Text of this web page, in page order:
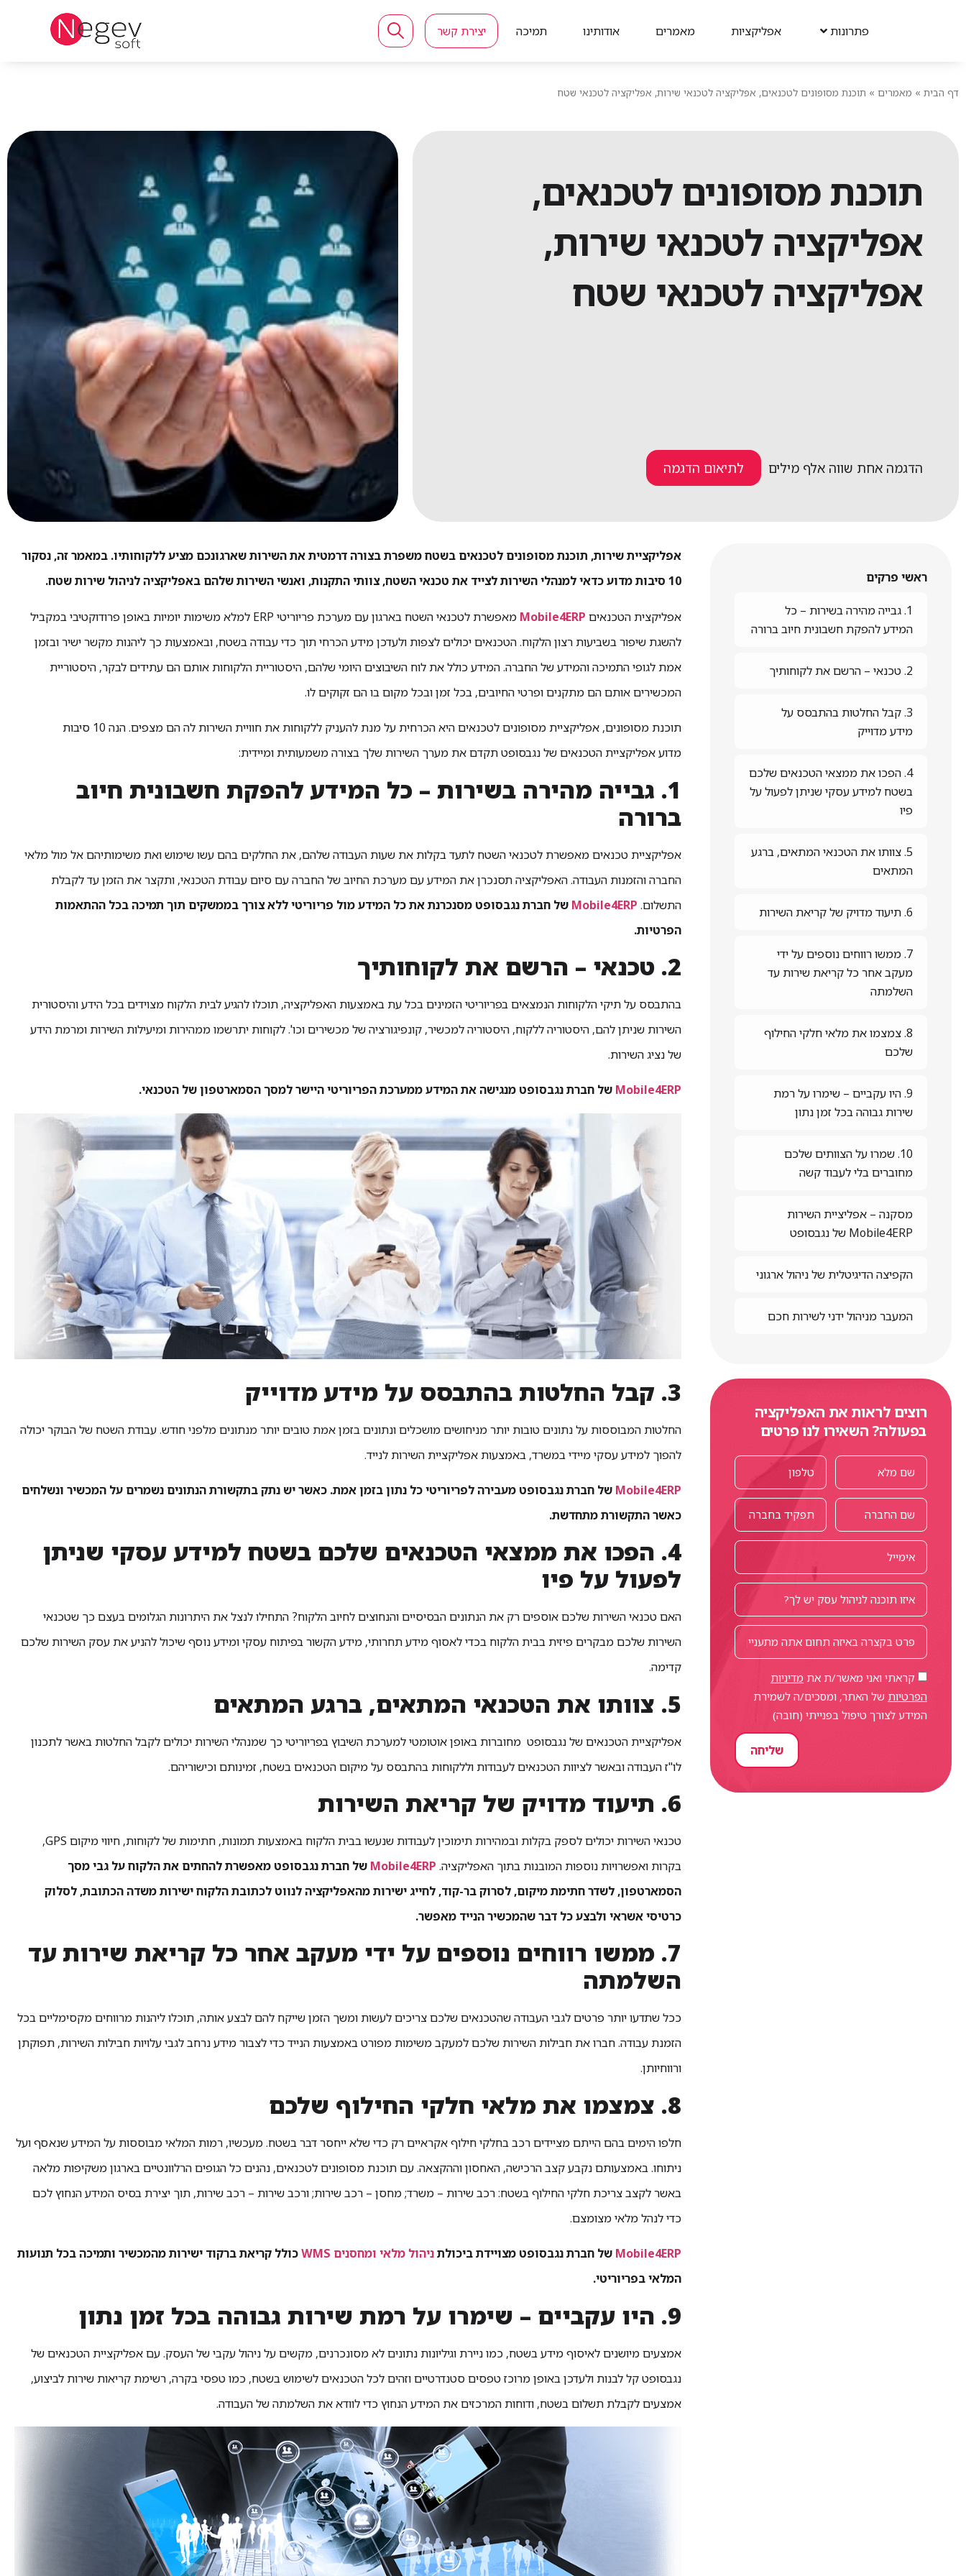
פתרונות אפליקציות מאמרים אודותינו תמיכה יצירת קשר
דף הבית » מאמרים » תוכנת מסופונים לטכנאים, אפליקציה לטכנאי שירות, אפליקציה לטכנאי שטח
תוכנת מסופונים לטכנאים,
אפליקציה לטכנאי שירות,
אפליקציה לטכנאי שטח
הדגמה אחת שווה אלף מילים לתיאום הדגמה
ראשי פרקים
1. גבייה מהירה בשירות – כל
המידע להפקת חשבונית חיוב ברורה
2. טכנאי – הרשם את לקוחותיך
3. קבל החלטות בהתבסס על
מידע מדוייק
4. הפכו את ממצאי הטכנאים שלכם
בשטח למידע עסקי שניתן לפעול על
פיו
5. צוותו את הטכנאי המתאים, ברגע
המתאים
6. תיעוד מדויק של קריאת השירות
7. ממשו רווחים נוספים על ידי
מעקב אחר כל קריאת שירות עד
השלמתה
8. צמצמו את מלאי חלקי החילוף
שלכם
9. היו עקביים – שימרו על רמת
שירות גבוהה בכל זמן נתון
10. שמרו על הצוותים שלכם
מחוברים בלי לעבוד קשה
מסקנה – אפליציית השירות
Mobile4ERP של נגבסופט
הקפיצה הדיגיטלית של ניהול ארגוני
המעבר מניהול ידני לשירות חכם
רוצים לראות את האפליקציה
בפעולה? השאירו לנו פרטים
קראתי ואני מאשר/ת את מדיניות
הפרטיות של האתר, ומסכים/ה לשמירת
המידע לצורך טיפול בפנייתי (חובה)
שליחה
אפליקציית שירות, תוכנת מסופונים לטכנאים בשטח משפרת בצורה דרמטית את השירות שארגונכם מציע ללקוחותיו. במאמר זה, נסקור
10 סיבות מדוע כדאי למנהלי השירות לצייד את טכנאי השטח, צוותי התקנות, ואנשי השירות שלהם באפליקציה לניהול שירות שטח.
אפליקצית הטכנאים Mobile4ERP
מאפשרת לטכנאי השטח בארגון עם מערכת פריוריטי ERP למלא משימות יומיות באופן פרודוקטיבי במקביל
להשגת שיפור בשביעות רצון הלקוח. הטכנאים יכולים לצפות ולעדכן מידע הכרחי תוך כדי עבודה בשטח, ובאמצעות כך ליהנות מקשר ישיר ובזמן
אמת לגופי התמיכה והמידע של החברה. המידע כולל את לוח השיבוצים היומי שלהם, היסטוריית הלקוחות אותם הם עתידים לבקר, היסטוריית
המכשירים אותם הם מתקנים ופרטי החיובים, בכל זמן ובכל מקום בו הם זקוקים לו.
תוכנת מסופונים, אפליקציית מסופונים לטכנאים היא הכרחית על מנת להעניק ללקוחות את חוויית השירות לה הם מצפים. הנה 10 סיבות
מדוע אפליקציית הטכנאים של נגבסופט תקדם את מערך השירות שלך בצורה משמעותית ומיידית:
1. גבייה מהירה בשירות – כל המידע להפקת חשבונית חיוב
ברורה
אפליקציית טכנאים מאפשרת לטכנאי השטח לתעד בקלות את שעות העבודה שלהם, את החלקים בהם עשו שימוש ואת משימותיהם אל מול מלאי
החברה והזמנות העבודה. האפליקציה תסנכרן את המידע עם מערכת החיוב של החברה עם סיום עבודת הטכנאי, ותקצר את הזמן עד לקבלת
התשלום. Mobile4ERP של חברת נגבסופט מסנכרנת את כל המידע מול פריוריטי ללא צורך בממשקים תוך תמיכה בכל ההתאמות
הפרטיות.
2. טכנאי – הרשם את לקוחותיך
בהתבסס על תיקי הלקוחות הנמצאים בפריוריטי הזמינים בכל עת באמצעות האפליקציה, תוכלו להגיע לבית הלקוח מצוידים בכל הידע והיסטורית
השירות שניתן להם, היסטוריה ללקוח, היסטוריה למכשיר, קונפיגורציה של מכשירים וכו'. לקוחות יתרשמו ממהירות ומיעילות השירות ומרמת הידע
של נציג השירות.
Mobile4ERP של חברת נגבסופט מנגישה את המידע ממערכת הפריוריטי היישר למסך הסמארטפון של הטכנאי.
3. קבל החלטות בהתבסס על מידע מדוייק
החלטות המבוססות על נתונים טובות יותר מניחושים מושכלים ונתונים בזמן אמת טובים יותר מנתונים מלפני חודש. עבודת השטח של הבוקר יכולה
להפוך למידע עסקי מיידי במשרד, באמצעות אפליקציית השירות לנייד.
Mobile4ERP של חברת נגבסופט מעבירה לפריוריטי כל נתון בזמן אמת. כאשר יש נתק בתקשורת הנתונים נשמרים על המכשיר ונשלחים
כאשר התקשורת מתחדשת.
4. הפכו את ממצאי הטכנאים שלכם בשטח למידע עסקי שניתן
לפעול על פיו
האם טכנאי השירות שלכם אוספים רק את הנתונים הבסיסיים והנחוצים לחיוב הלקוח? התחילו לנצל את היתרונות הגלומים בעצם כך שטכנאי
השירות שלכם מבקרים פיזית בבית הלקוח בכדי לאסוף מידע תחרותי, מידע הקשור בפיתוח עסקי ומידע נוסף שיכול להניע את עסק השירות שלכם
קדימה.
5. צוותו את הטכנאי המתאים, ברגע המתאים
אפליקציית הטכנאים של נגבסופט מחוברות באופן אוטומטי למערכת השיבוץ בפריוריטי כך שמנהלי השירות יכולים לקבל החלטות באשר לתכנון
לו"ז העבודה ובאשר לציוות הטכנאים לעבודות וללקוחות בהתבסס על מיקום הטכנאים בשטח, זמינותם וכישוריהם.
6. תיעוד מדויק של קריאת השירות
טכנאי השירות יכולים לספק בקלות ובמהירות תימוכין לעבודות שנעשו בבית הלקוח באמצעות תמונות, חתימות של לקוחות, חיווי מיקום GPS,
בקרות ואפשרויות נוספות המובנות בתוך האפליקציה. Mobile4ERP של חברת נגבסופט מאפשרת להחתים את הלקוח על גבי מסך
הסמארטפון, לשדר חתימת מיקום, לסרוק בר-קוד, לחייג ישירות מהאפליקציה לנווט לכתובת הלקוח ישירות משדה הכתובת, לסלוק
כרטיסי אשראי ולבצע כל דבר שהמכשיר הנייד מאפשר.
7. ממשו רווחים נוספים על ידי מעקב אחר כל קריאת שירות עד
השלמתה
ככל שתדעו יותר פרטים לגבי העבודה שהטכנאים שלכם צריכים לעשות ומשך הזמן שייקח להם לבצע אותה, תוכלו ליהנות מרווחים מקסימליים בכל
הזמנת עבודה. חברו את חבילות השירות שלכם למעקב משימות מפורט באמצעות הנייד כדי לצבור מידע נרחב לגבי עלויות חבילות השירות, תפוקתן
ורווחיותן.
8. צמצמו את מלאי חלקי החילוף שלכם
חלפו הימים בהם הייתם מציידים רכב בחלקי חילוף אקראיים רק כדי שלא ייחסר דבר בשטח. מעכשיו, רמות המלאי מבוססות על המידע שנאסף ועל
ניתוחו. באמצעותם נקבע קצב הרכישה, האחסון וההקצאה. עם תוכנת מסופונים לטכנאים, נהנים כל הגופים הרלוונטיים בארגון משקיפות מלאה
באשר לקצב צריכת חלקי החילוף בשטח: רכב שירות – משרד; מחסן – רכב שירות; ורכב שירות – רכב שירות, תוך יצירת בסיס המידע הנחוץ לכם
כדי לנהל מלאי מצומצם.
Mobile4ERP של חברת נגבסופט מצויידת ביכולתניהול מלאי ומחסנים WMS
כולל קריאת ברקוד ישירות מהמכשיר ותמיכה בכל תנועות
המלאי בפריוריטי.
9. היו עקביים – שימרו על רמת שירות גבוהה בכל זמן נתון
אמצעים מיושנים לאיסוף מידע בשטח, כמו ניירת וגיליונות נתונים לא מסונכרנים, מקשים על ניהול עקבי של העסק. עם אפליקציית הטכנאים של
נגבסופט קל לבנות ולעדכן באופן מרוכז טפסים סטנדרטיים וזהים לכל הטכנאים לשימוש בשטח, כמו טפסי בקרה, רשימת קריאות שירות לביצוע,
אמצעים לקבלת תשלום בשטח, ודוחות המרכזים את המידע הנחוץ כדי לוודא את השלמתה של העבודה.